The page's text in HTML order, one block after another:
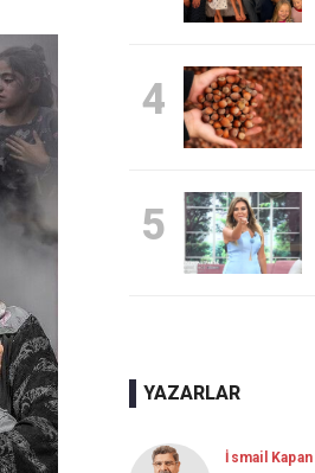
4
5
YAZARLAR
İsmail Kapan